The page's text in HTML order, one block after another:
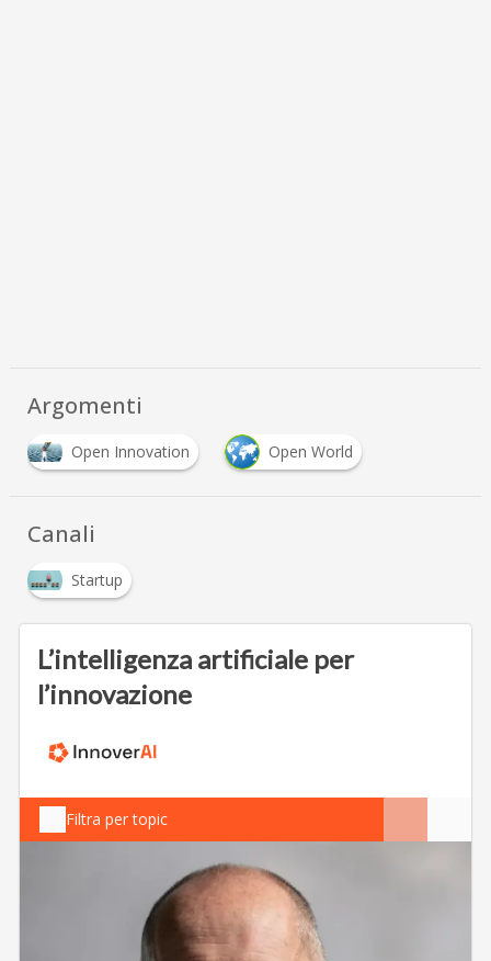
Argomenti
Open Innovation Open World
Canali
Startup
L’intelligenza artificiale per
l’innovazione
Filtra per topic